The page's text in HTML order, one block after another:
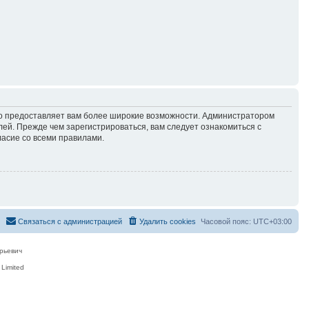
предоставляет вам более широкие возможности. Администратором
Прежде чем зарегистрироваться, вам следует ознакомиться с
со всеми правилами.
Часовой пояс: UTC+03:00
Удалить cookies
Связаться с администрацией